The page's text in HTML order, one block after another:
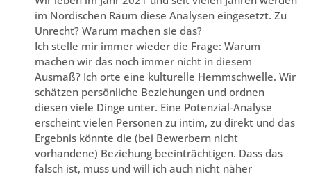
im Nordischen Raum diese Analysen eingesetzt. Zu
Unrecht? Warum machen sie das?
Ich stelle mir immer wieder die Frage: Warum
machen wir das noch immer nicht in diesem
Ausmaß? Ich orte eine kulturelle Hemmschwelle. Wir
schätzen persönliche Beziehungen und ordnen
diesen viele Dinge unter. Eine Potenzial-Analyse
erscheint vielen Personen zu intim, zu direkt und das
Ergebnis könnte die (bei Bewerbern nicht
vorhandene) Beziehung beeinträchtigen. Dass das
falsch ist, muss und will ich auch nicht näher